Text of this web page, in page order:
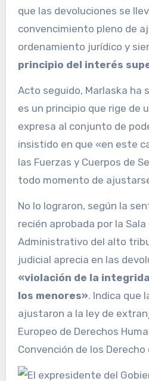
que las devoluciones se
convencimiento pleno de
ordenamiento jurídico y
principio del interés
Acto seguido, Marlaska ha
es un principio que rige de
expresa al conjunto de
insistido en que «en este
las Fuerzas y Cuerpos de
todo momento de
No lo lograron, según la
recién aprobada por la
Administrativo del alto
judicial aprecia en las
«violación de la
los menores». Indica que
ajustaron a la ley de
Europeo de Derechos
Convención de los Derecho